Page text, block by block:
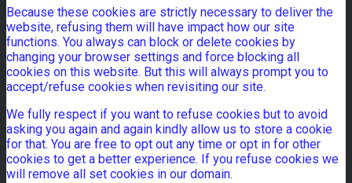
Because these cookies are strictly necessary to deliver the
website, refusing them will have impact how our site
functions. You always can block or delete cookies by
changing your browser settings and force blocking all
cookies on this website. But this will always prompt you to
accept/refuse cookies when revisiting our site.
We fully respect if you want to refuse cookies but to avoid
asking you again and again kindly allow us to store a cookie
for that. You are free to opt out any time or opt in for other
cookies to get a better experience. If you refuse cookies we
will remove all set cookies in our domain.